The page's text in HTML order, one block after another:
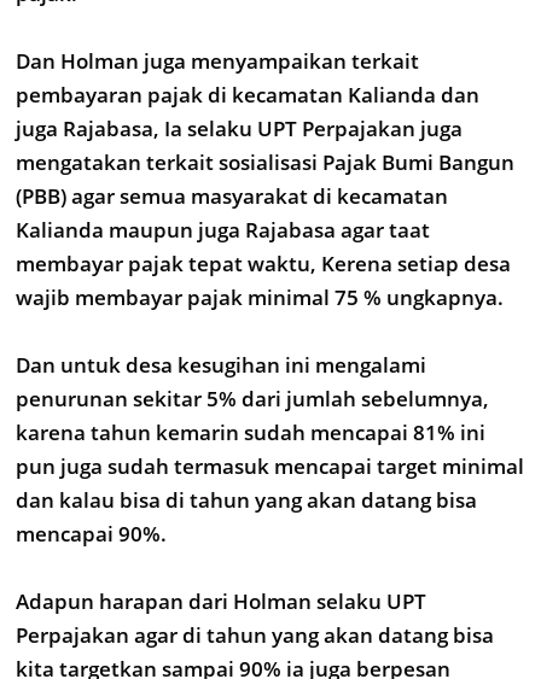
Dan Holman juga menyampaikan terkait
pembayaran pajak di kecamatan Kalianda dan
juga Rajabasa, Ia selaku UPT Perpajakan juga
mengatakan terkait sosialisasi Pajak Bumi Bangun
(PBB) agar semua masyarakat di kecamatan
Kalianda maupun juga Rajabasa agar taat
membayar pajak tepat waktu, Kerena setiap desa
wajib membayar pajak minimal 75 % ungkapnya.
Dan untuk desa kesugihan ini mengalami
penurunan sekitar 5% dari jumlah sebelumnya,
karena tahun kemarin sudah mencapai 81% ini
pun juga sudah termasuk mencapai target minimal
dan kalau bisa di tahun yang akan datang bisa
mencapai 90%.
Adapun harapan dari Holman selaku UPT
Perpajakan agar di tahun yang akan datang bisa
kita targetkan sampai 90% ia juga berpesan